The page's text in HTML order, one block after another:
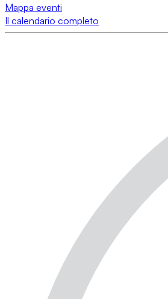
Mappa eventi
Il calendario completo